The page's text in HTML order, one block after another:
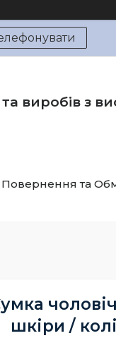
виробів з
Повернення та
шкіри /